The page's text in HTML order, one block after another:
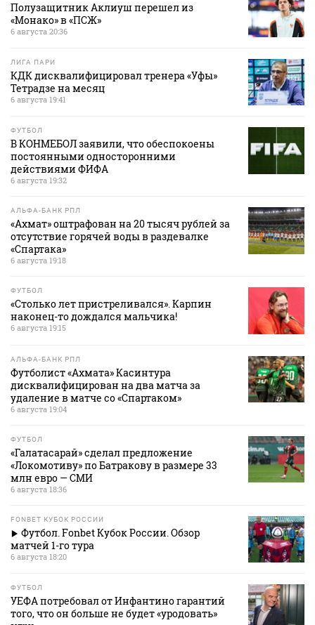
Полузащитник Аклиуш перешел из
«Монако» в «ПСЖ»
6 августа 20:36
ЛИГА ПАРИ
КДК дисквалифицировал тренера «Уфы»
Тетрадзе на месяц
6 августа 19:41
ФУТБОЛ
В КОНМЕБОЛ заявили, что обеспокоены
постоянными односторонними
действиями ФИФА
6 августа 19:32
АЛЬФА-БАНК РПЛ
«Ахмат» оштрафован на 20 тысяч рублей за
отсутствие горячей воды в раздевалке
«Спартака»
6 августа 19:18
ФУТБОЛ
«Столько лет пристреливался». Карпин
наконец-то дождался мальчика!
6 августа 19:15
АЛЬФА-БАНК РПЛ
Футболист «Ахмата» Касинтура
дисквалифицирован на два матча за
удаление в матче со «Спартаком»
6 августа 19:04
ФУТБОЛ
«Галатасарай» сделал предложение
«Локомотиву» по Батракову в размере 33
млн евро — СМИ
6 августа 18:36
FONBET КУБОК РОССИИ
Футбол. Fonbet Кубок России. Обзор
матчей 1-го тура
6 августа 18:20
ФУТБОЛ
УЕФА потребовал от Инфантино гарантий
того, что он больше не будет «уродовать»